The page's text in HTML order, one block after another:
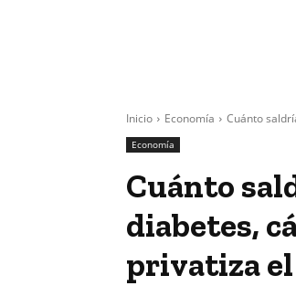
Inicio Economía Cuánto
Economía
Cuánto
diabetes,
privatiza el